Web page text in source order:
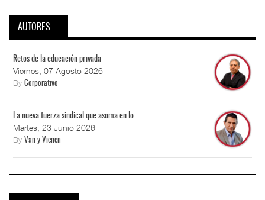
AUTORES
Retos de la educación privada
Viernes, 07 Agosto 2026
By Corporativo
La nueva fuerza sindical que asoma en lo...
Martes, 23 Junio 2026
By Van y Vienen